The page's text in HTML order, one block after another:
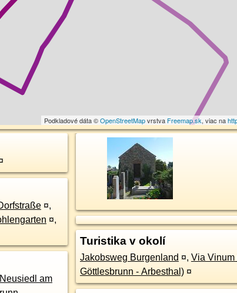
Podkladové dáta ©OpenStreetMapvrstva Freemap.sk, viac na
¤,
¤,
Turistika v okolí
Jakobsweg Burgenland ¤, Via Vinum
Göttlesbrunn - Arbesthal) ¤